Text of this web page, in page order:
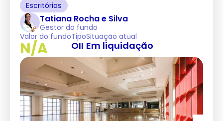
Escritórios
Tatiana Rocha e Silva
Gestor do fundo
Valor do fundo
N/A
Tipo
OII
Situação atual
Em liquidação